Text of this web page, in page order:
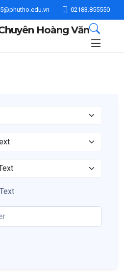
02183.855550
Hoàng Văn